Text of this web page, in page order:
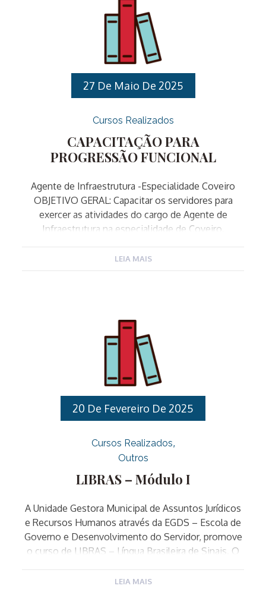
aproveitamento mínimo de 75 %. OBJETIVO:
Capacitar os Guardas Municipais para as funções de
hierarquia superior da Corporação, desenvolvendo
conhecimentos específicos sobre a gestão da
segurança pública municipal. IV. PÚBLICO ALVO:
27 De Maio De 2025
Cursos Realizados
CAPACITAÇÃO PARA
PROGRESSÃO FUNCIONAL
Agente de Infraestrutura -Especialidade Coveiro
OBJETIVO GERAL: Capacitar os servidores para
exercer as atividades do cargo de Agente de
Infraestrutura na especialidade de Coveiro.
Agente de Infraestrutura ESPECIALIDADES:
http://egds.varzeapaulista.sp.gov.br/.Requisitos de
inscrição, que devem ser comprovados no primeiro
dia do curso: Para realizar sua inscrição clique aqui.
Para acessar o edital completo clique aqui.
LEIA MAIS
20 De Fevereiro De 2025
Cursos Realizados
Outros
LIBRAS – Módulo I
A Unidade Gestora Municipal de Assuntos Jurídicos
e Recursos Humanos através da EGDS – Escola de
Governo e Desenvolvimento do Servidor, promove
o curso de LIBRAS – Língua Brasileira de Sinais. O
Municipais. O curso é composto por doze
LEIA MAIS